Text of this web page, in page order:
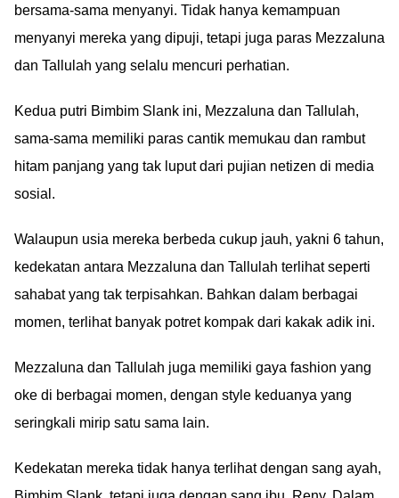
bersama-sama menyanyi. Tidak hanya kemampuan
menyanyi mereka yang dipuji, tetapi juga paras Mezzaluna
dan Tallulah yang selalu mencuri perhatian.
Kedua putri Bimbim Slank ini, Mezzaluna dan Tallulah,
sama-sama memiliki paras cantik memukau dan rambut
hitam panjang yang tak luput dari pujian netizen di media
sosial.
Walaupun usia mereka berbeda cukup jauh, yakni 6 tahun,
kedekatan antara Mezzaluna dan Tallulah terlihat seperti
sahabat yang tak terpisahkan. Bahkan dalam berbagai
momen, terlihat banyak potret kompak dari kakak adik ini.
Mezzaluna dan Tallulah juga memiliki gaya fashion yang
oke di berbagai momen, dengan style keduanya yang
seringkali mirip satu sama lain.
Kedekatan mereka tidak hanya terlihat dengan sang ayah,